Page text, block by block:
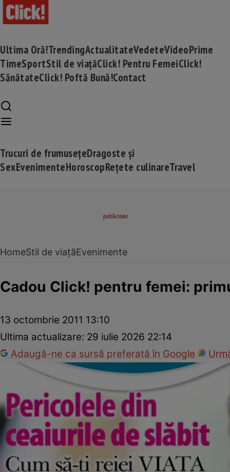
Ultima Oră!TrendingActualitateVedeteVideoPrime
TimeSportStil de viațăClick! Pentru FemeiClick!
SănătateClick! Poftă Bună!Contact
Trucuri de frumusețeDragoste și
SexEvenimenteHoroscopRețete culinareTravel
HomeStil de viațăEvenimente
Cadou Click! pentru femei:
13 octombrie 2011 13:10
Ultima actualizare: 29 iulie 2026 22:14
Adaugă-ne ca sursă preferată în Google